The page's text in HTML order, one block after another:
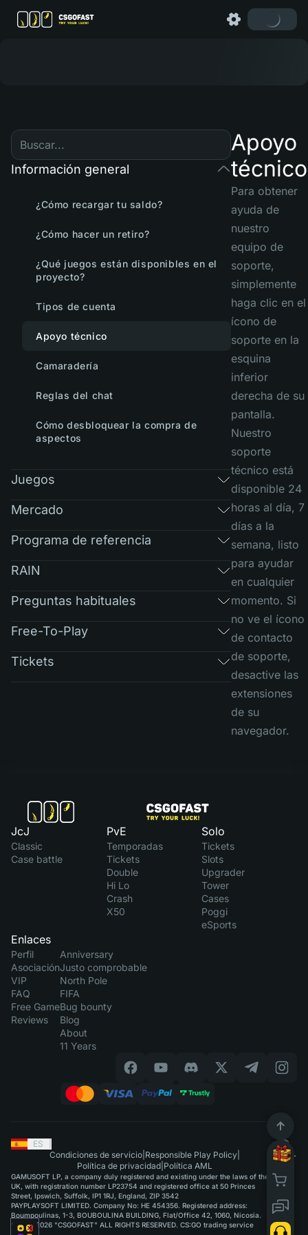
Información general
¿Cómo recargar tu saldo?
¿Cómo hacer un retiro?
¿Qué juegos están disponibles en el
proyecto?
Tipos de cuenta
Apoyo técnico
Camaradería
Reglas del chat
Cómo desbloquear la compra de
aspectos
Juegos
Mercado
Programa de referencia
RAIN
Preguntas habituales
Free-To-Play
Tickets
Apoyo
técnico
Para obtener
ayuda de
nuestro
equipo de
soporte,
simplemente
haga clic en el
ícono de
soporte en la
esquina
inferior
derecha de su
pantalla.
Nuestro
soporte
técnico está
disponible 24
horas al día, 7
días a la
semana, listo
para ayudar
en cualquier
momento. Si
no ve el ícono
de contacto
de soporte,
desactive las
extensiones
de su
navegador.
JcJ
Classic
Case battle
PvE
Temporadas
Tickets
Double
Hi Lo
Crash
X50
Solo
Tickets
Slots
Upgrader
Tower
Cases
Poggi
eSports
Enlaces
Perfil
Asociación
VIP
FAQ
Free Game
Reviews
Anniversary
Justo comprobable
North Pole
FIFA
Bug bounty
Blog
About
11 Years
ES
Condiciones de servicio| Responsible Play Policy|
Política de privacidad| Política AML
GAMUSOFT LP, a company duly registered and existing under the laws of the
UK, with registration number LP23754 and registered office at 50 Princes
Street, Ipswich, Suffolk, IP1 1RJ, England, ZIP 3542
PAYPLAYSOFT LIMITED. Company No: HE 454356. Registered address:
Boumpoulinas, 1-3, BOUBOULINA BUILDING, Flat/Office 42, 1060, Nicosia.
©2015-2026 "CSGOFAST" ALL RIGHTS RESERVED. CS:GO trading service